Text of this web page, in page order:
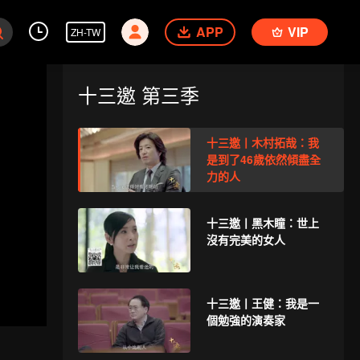
ZH-TW APP VIP
十三邀 第三季
十三邀丨木村拓哉：我
是到了46歲依然傾盡全
力的人
十三邀丨黑木瞳：世上
沒有完美的女人
十三邀丨王健：我是一
個勉強的演奏家